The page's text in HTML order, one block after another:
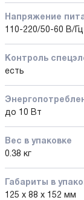
Напряжение
110-220/50-60 В/Гц
Контроль
есть
до 10 Вт
Вес в упаковке
0.38 кг
Габариты в
125 x 88 x 152 мм